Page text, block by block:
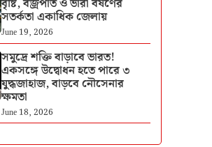
বৃষ্টি, বজ্রপাত ও ভারী বর্ষণের
সতর্কতা একাধিক জেলায়
June 19, 2026
সমুদ্রে শক্তি বাড়াবে ভারত!
একসঙ্গে উদ্বোধন হতে পারে ৩
যুদ্ধজাহাজ, বাড়বে নৌসেনার
ক্ষমতা
June 18, 2026